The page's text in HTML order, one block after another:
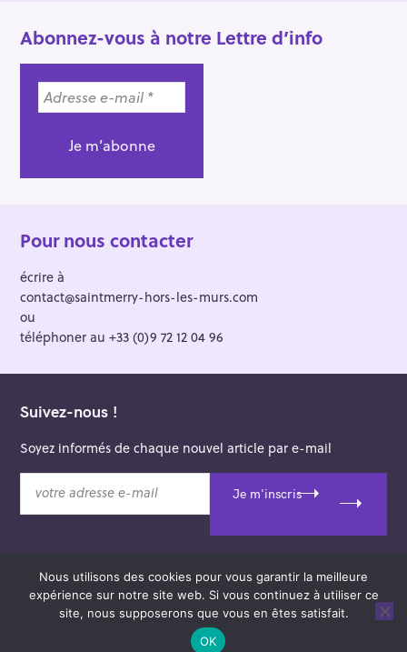
Abonnez-vous à notre Lettre d’info
Pour nous contacter
écrire à
contact@saintmerry-hors-les-murs.com
ou
téléphoner au +33 (0)9 72 12 04 96
Suivez-nous !
Soyez informés de chaque nouvel article par e-mail
t
Je m'inscris
© 2026 Saint-Merry Hors-les-Murs.
Theme: Felt byPixelgrade.
Nous utilisons des cookies pour vous garantir la meilleure
expérience sur notre site web. Si vous continuez à utiliser ce
site, nous supposerons que vous en êtes satisfait.
OK